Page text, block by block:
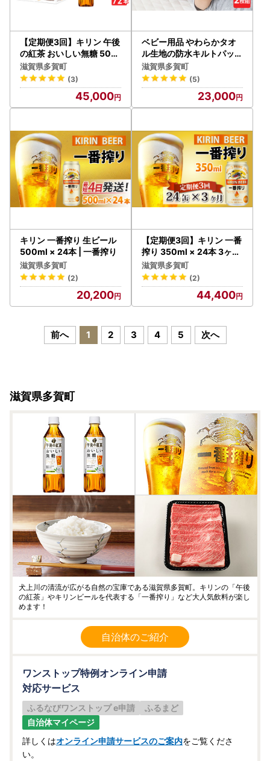
【定期便3回】キリン 午後
の紅茶 おいしい無糖 500
ml × 24本 3ヶ月
滋賀県多賀町
(3)
45,000
ベビー用品 やわらかタオ
ル生地の防水キルトパッド
2枚組 | ベビー
滋賀県多賀町
(5)
23,000
キリン 一番搾り 生ビール
500ml × 24本 | 一番搾り
滋賀県多賀町
(2)
20,200
【定期便3回】キリン 一番
搾り 350ml × 24本 3ヶ月
| 一番搾り
滋賀県多賀町
(2)
44,400
前へ 1 2 3 4 5 次へ
滋賀県多賀町
犬上川の清流が広がる自然の宝庫である滋賀県多賀町。キリンの「午後
の紅茶」やキリンビールを代表する「一番搾り」など大人気飲料が楽し
めます！
自治体のご紹介
ワンストップ特例オンライン申請
対応サービス
ふるなびワンストップ e申請
ふるまど
自治体マイページ
詳しくはオンライン申請サービスのご案内をご覧くださ
い。